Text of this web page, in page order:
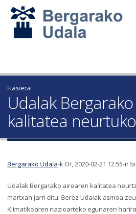
Hasiera
Udalak
kalitatea
Bergarako Udala-k Or, 2020-02-21 12:55-n
Udalak Bergarako airearen kalitatea
martxan jarri ditu. Berez Udalak asmoa
Klimatikoaren nazioarteko egunaren